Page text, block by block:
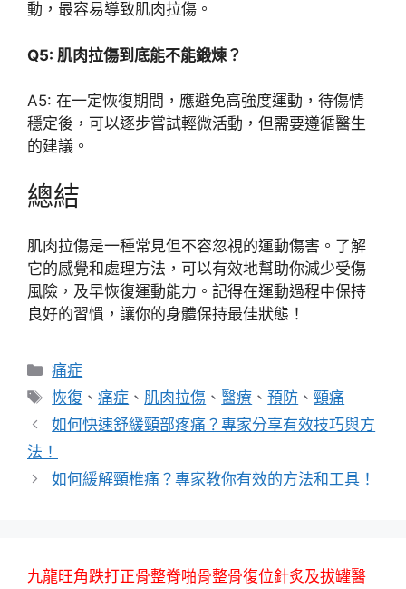
動，最容易導致肌肉拉傷。
Q5: 肌肉拉傷到底能不能鍛煉？
A5: 在一定恢復期間，應避免高強度運動，待傷情
穩定後，可以逐步嘗試輕微活動，但需要遵循醫生
的建議。
總結
肌肉拉傷是一種常見但不容忽視的運動傷害。了解
它的感覺和處理方法，可以有效地幫助你減少受傷
風險，及早恢復運動能力。記得在運動過程中保持
良好的習慣，讓你的身體保持最佳狀態！
分
類
痛症
標
籤
恢復 、痛症 、 肌肉拉傷 、醫療 、預防 、頸痛
如何快速舒緩頸部疼痛？專家分享有效技巧與方
法！
如何緩解頸椎痛？專家教你有效的方法和工具！
九龍旺角跌打正骨整脊啪骨整骨復位針炙及拔罐醫